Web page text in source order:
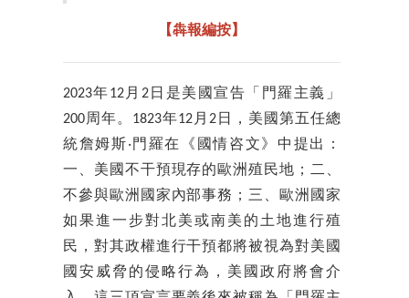
【犇報編按】
2023年12月2日是美國宣告「門羅主義」
200周年。1823年12月2日，美國第五任總
統詹姆斯‧門羅在《國情咨文》中提出：
一、美國不干預現存的歐洲殖民地；二、
不參與歐洲國家內部事務；三、歐洲國家
如果進一步對北美或南美的土地進行殖
民，對其政權進行干預都將被視為對美國
國安威脅的侵略行為，美國政府將會介